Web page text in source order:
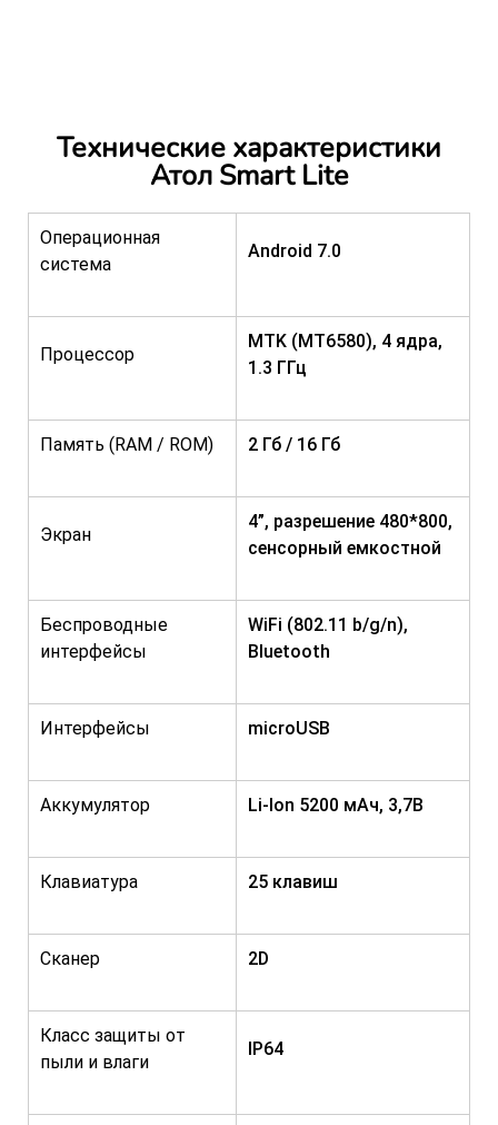
Технические характеристики
Атол Smart Lite
Операционная
система
Android 7.0
Процессор
MTK (MT6580), 4 ядра,
1.3 ГГц
Память (RAM / ROM) 2 Гб / 16 Гб
Экран
4”, разрешение 480*800,
сенсорный емкостной
Беспроводные
интерфейсы
WiFi (802.11 b/g/n),
Bluetooth
Интерфейсы microUSB
Аккумулятор Li-Ion 5200 мАч, 3,7В
Клавиатура 25 клавиш
Сканер 2D
Класс защиты от
пыли и влаги
IP64